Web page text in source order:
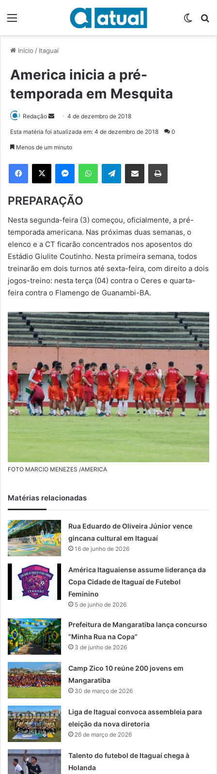
Início / Itaguaí
America inicia a pré-
temporada em Mesquita
Redação
d
e
m
e
m
a
i
l
4 de dezembro de 2018
Esta matéria foi atualizada em: 4 de dezembro de 2018 0
Menos de um minuto
Telegram
PREPARAÇÃO
Nesta segunda-feira (3) começou, oficialmente, a pré-
temporada americana. Nas próximas duas semanas, o
elenco e a CT ficarão concentrados nos aposentos do
Estádio Giulite Coutinho. Nesta primeira semana, todos
treinarão em dois turnos até sexta-feira, com direito a dois
jogos-treino: nesta terça (04) contra o Ceres e quarta-
feira contra o Flamengo de Guanambi-BA.
FOTO MARCIO MENEZES /AMERICA
Matérias relacionadas
Rua Eduardo de Oliveira Júnior vence
gincana cultural em Itaguaí
16 de junho de 2026
América Itaguaiense assume liderança da
Copa Cidade de Itaguaí de Futebol
Feminino
5 de junho de 2026
Prefeitura de Mangaratiba lança concurso
“Minha Rua na Copa”
3 de junho de 2026
Camp Zico 10 reúne 200 jovens em
Mangaratiba
30 de março de 2026
Liga de Itaguaí convoca assembleia para
eleição da nova diretoria
26 de março de 2026
Talento do futebol de Itaguaí chega à
Holanda